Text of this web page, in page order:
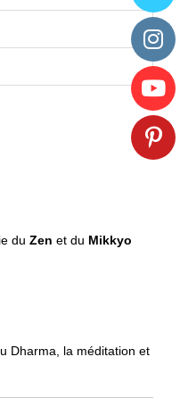
du Zen et du Mikkyo
Dharma, la méditation et